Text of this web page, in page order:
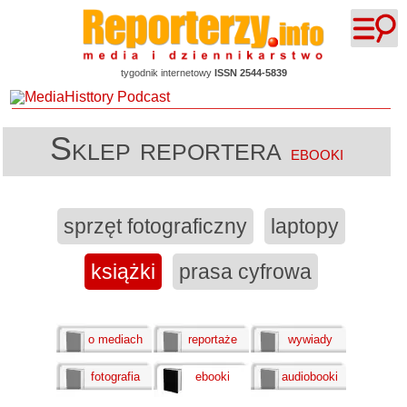
tygodnik internetowy ISSN 2544-5839
Sklep reportera ebooki
sprzęt fotograficzny
laptopy
książki
prasa cyfrowa
o mediach reportaże wywiady
fotografia ebooki audiobooki